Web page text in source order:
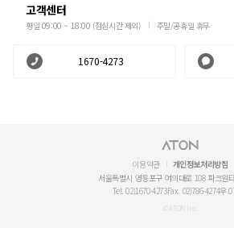
고객센터
평일 09:00 ~ 18:00 (점심시간 제외) 주말/공휴일 휴무
1670-4273
이용약관
개인정보처리방침
서울특별시 영등포구 여의대로 108 파크원
Tel. 02)1670-4273Fax. 02)786-4274우
© ATON Inc.